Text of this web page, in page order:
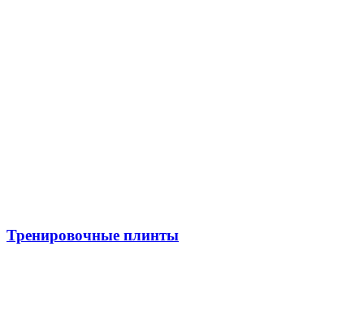
Тренировочные плинты